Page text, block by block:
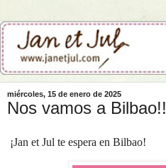
miércoles, 15 de enero de 2025
Nos vamos a Bilbao!!
¡Jan et Jul te espera en Bilbao!